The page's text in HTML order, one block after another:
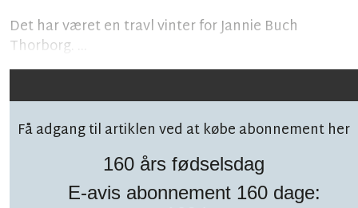
Det har været en travl vinter for Jannie Buch
Thorborg. ...
Få adgang til artiklen ved at købe abonnement her
160 års fødselsdag
E-avis abonnement 160 dage:
Følg debatten på facebook!